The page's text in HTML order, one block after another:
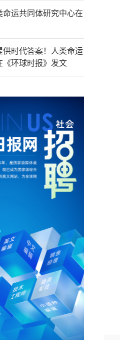
运共同体研究中心在
供时代答案！人类命运
《环球时报》发文